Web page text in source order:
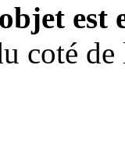
est
coté